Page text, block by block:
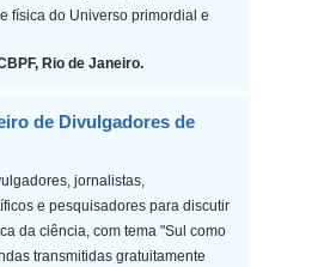
física do Universo primordial e
Rio de Janeiro.
de Divulgadores de
jornalistas,
e pesquisadores para discutir
da ciência, com tema "Sul como
transmitidas gratuitamente